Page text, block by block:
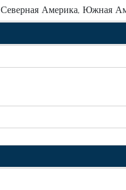
Северная Америка, Южная